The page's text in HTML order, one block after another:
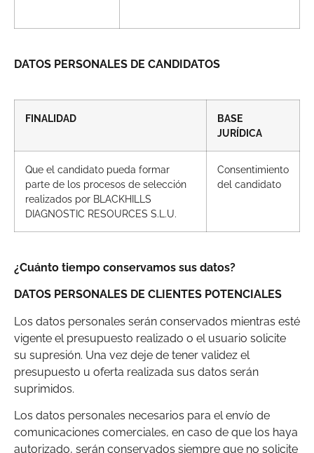
DATOS PERSONALES DE CANDIDATOS
FINALIDAD
BASE
JURÍDICA
Que el candidato pueda formar
parte de los procesos de selección
realizados por BLACKHILLS
DIAGNOSTIC RESOURCES S.L.U.
Consentimiento
del candidato
¿Cuánto tiempo conservamos sus datos?
DATOS PERSONALES DE CLIENTES POTENCIALES
Los datos personales serán conservados mientras esté
vigente el presupuesto realizado o el usuario solicite
su supresión. Una vez deje de tener validez el
presupuesto u oferta realizada sus datos serán
suprimidos.
Los datos personales necesarios para el envío de
comunicaciones comerciales, en caso de que los haya
autorizado, serán conservados siempre que no solicite